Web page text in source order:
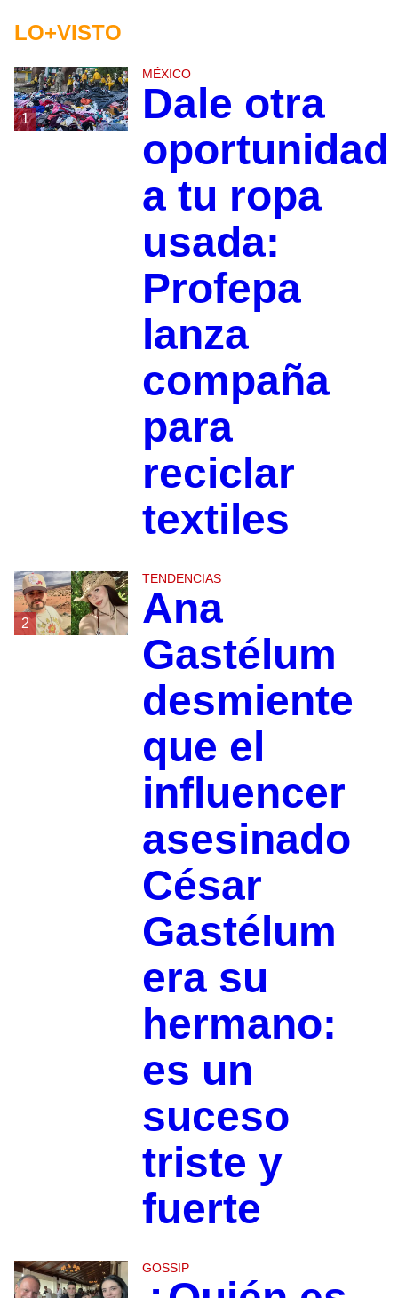
LO+VISTO
1
MÉXICO
Dale otra
oportunidad
a tu ropa
usada:
Profepa
lanza
compaña
para
reciclar
textiles
2
TENDENCIAS
Ana
Gastélum
desmiente
que el
influencer
asesinado
César
Gastélum
era su
hermano:
es un
suceso
triste y
fuerte
GOSSIP